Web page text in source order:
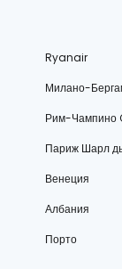
Ryanair
Милано-
Рим-Чампино
Париж Шарл
Венеция
Албания
Порто